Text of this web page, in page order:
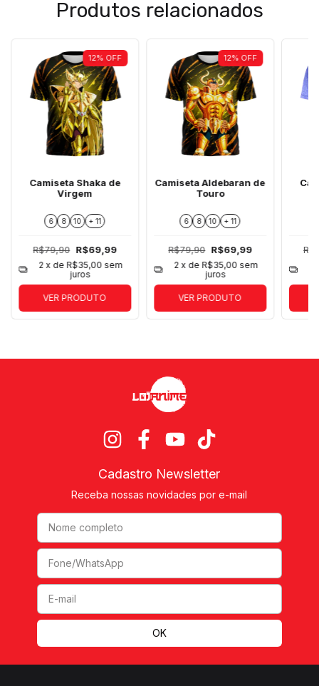
Produtos relacionados
12% OFF
Camiseta Shaka de
Virgem
6 8 10 + 11
R$79,90 R$69,99
2 x de R$35,00 sem
juros
VER PRODUTO
12% OFF
Camiseta Aldebaran de
Touro
6 8 10 + 11
R$79,90 R$69,99
2 x de R$35,00 sem
juros
VER PRODUTO
Cadastro Newsletter
Receba nossas novidades por e-mail